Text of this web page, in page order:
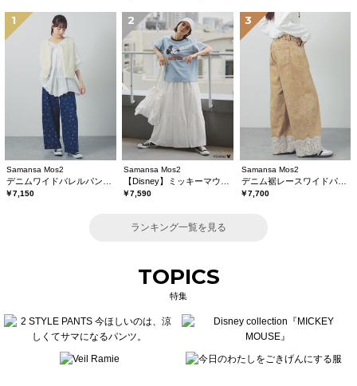
1
Samansa Mos2
￥7,150
2
Samansa Mos2
￥7,590
3
Samansa Mos2
デニム裾レースワイドパンツ
￥7,700
ランキング一覧を見る
TOPICS
特集